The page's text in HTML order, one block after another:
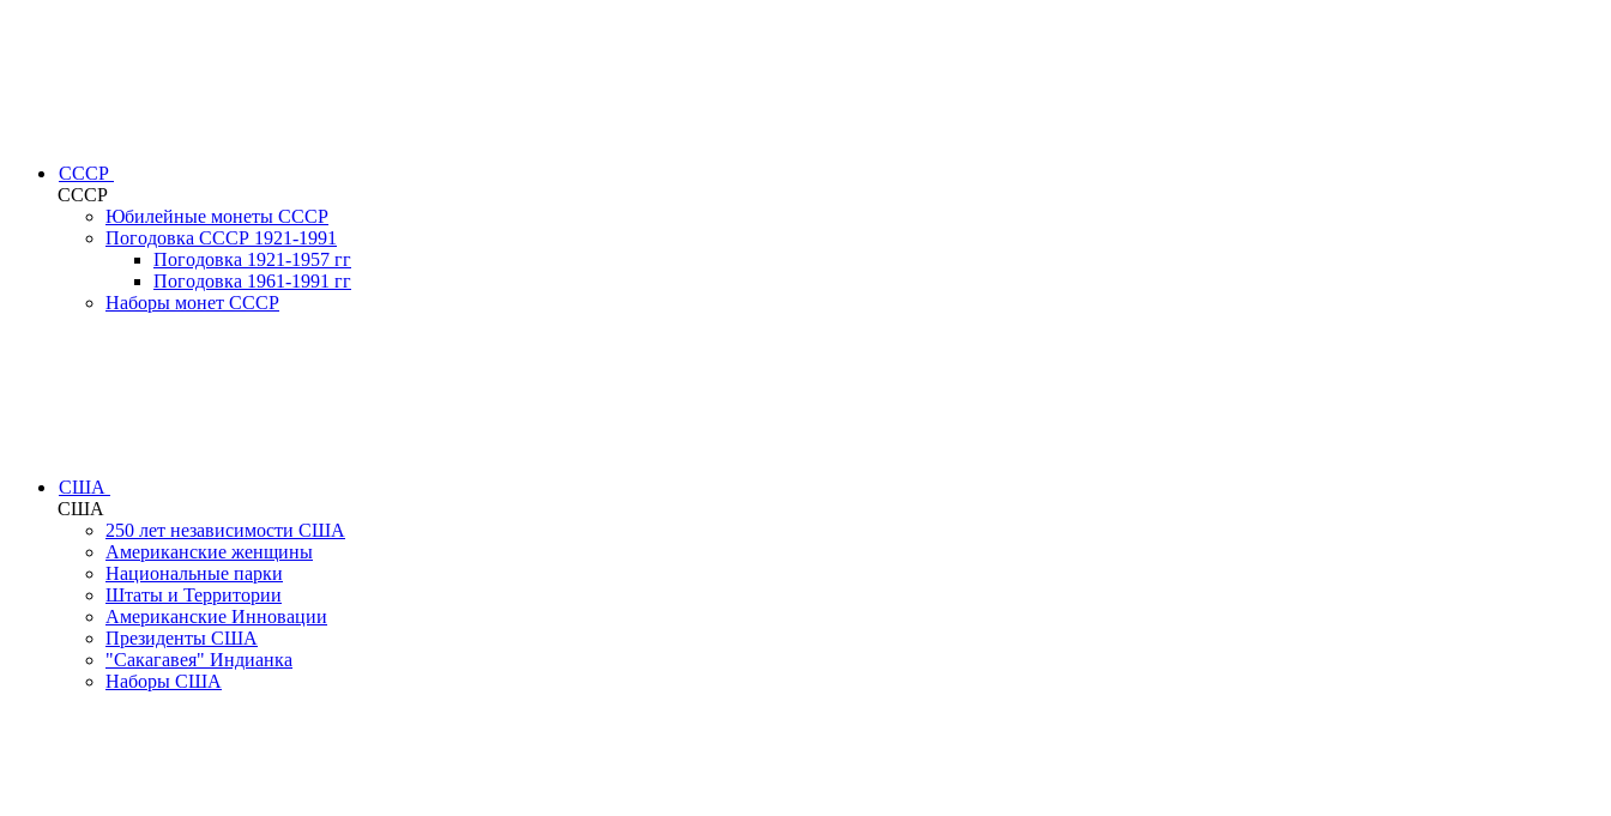
СССР
СССР
Юбилейные монеты СССР
Погодовка СССР 1921-1991
Погодовка 1921-1957 гг
Погодовка 1961-1991 гг
Наборы монет СССР
США
США
250 лет независимости США
Американские женщины
Национальные парки
Штаты и Территории
Американские Инновации
Президенты США
"Сакагавея" Индианка
Наборы США